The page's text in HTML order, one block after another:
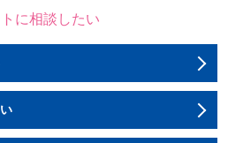
に相談したい